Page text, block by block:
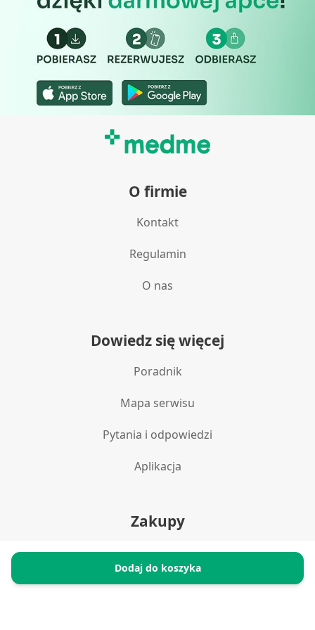
Dodaj do koszyka
O firmie
Kontakt
Regulamin
O nas
Dowiedz się więcej
Poradnik
Mapa serwisu
Pytania i odpowiedzi
Aplikacja
Zakupy
Polityka prywatności
Reklamacje i zwroty
Pomiar efektywności treści
Rozumienie odbiorców dzięki statystyce lub
kombinacji danych z różnych źródeł
Rozwój i ulepszanie usług
Wykorzystywanie ograniczonych danych do
aktywnie żądanych informacji
Cele przetwarzania inne niż IAB: